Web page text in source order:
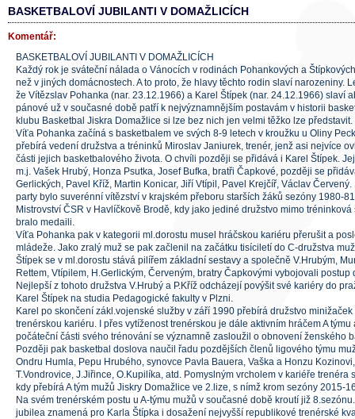
BASKETBALOVÍ JUBILANTI V DOMAŽLICÍCH
Komentář:
BASKETBALOVÍ JUBILANTI V DOMAŽLICÍCH
Každý rok je sváteční nálada o Vánocích v rodinách Pohankových a
než v jiných domácnostech. A to proto, že hlavy těchto rodin slaví narozeniny.
že Vítězslav Pohanka (nar. 23.12.1966) a Karel Štípek (nar. 24.12.1966) slaví
pánové už v současné době patří k nejvýznamnějším postavám v historii
klubu Basketbal Jiskra Domažlice si lze bez nich jen velmi těžko lze představit.
Víťa Pohanka začíná s basketbalem ve svých 8-9 letech v kroužku u Oliny
přebírá vedení družstva a tréninků Miroslav Janiurek, trenér, jenž asi nejvíce
části jejich basketbalového života. O chvíli později se přidává i Karel Štípek.
m.j. Vašek Hrubý, Honza Psutka, Josef Bufka, bratři Čapkové, později se
Gerlických, Pavel Kříž, Martin Konicar, Jiří Vtípil, Pavel Krejčíř, Václav
party bylo suverénní vítězství v krajském přeboru starších žáků sezóny 1980-
Mistrovství ČSR v Havlíčkově Brodě, kdy jako jediné družstvo mimo
bralo medaili.
Víťa Pohanka pak v kategorii ml.dorostu musel hráčskou kariéru přerušit a
mládeže. Jako zralý muž se pak začlenil na začátku tisíciletí do C-družstva
Štípek se v ml.dorostu stává pilířem základní sestavy a společně V.Hrubým,
Rettem, Vtípilem, H.Gerlickým, Červeným, bratry Čapkovými vybojovali postup
Nejlepší z tohoto družstva V.Hrubý a P.Kříž odcházejí povýšit své kariéry do
Karel Štípek na studia Pedagogické fakulty v Plzni.
Karel po skončení zákl.vojenské služby v září 1990 přebírá družstvo
trenérskou kariéru. I přes vytíženost trenérskou je dále aktivním hráčem A
počáteční části svého trénování se významně zasloužil o obnovení ženského
Později pak basketbal doslova naučil řadu pozdějších členů ligového týmu
Ondru Humla, Pepu Hrubého, synovce Pavla Bauera, Vaška a Honzu
T.Vondrovice, J.Jiřince, O.Kupilíka, atd. Pomyslným vrcholem v kariéře trenéra
kdy přebírá A tým mužů Jiskry Domažlice ve 2.lize, s nímž krom sezóny 2015-
Na svém trenérském postu u A-týmu mužů v současné době kroutí již
jubilea znamená pro Karla Štípka i dosažení nejvyšší republikové trenérské